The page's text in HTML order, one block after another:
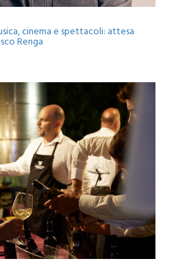
cinema e spettacoli: attesa
Renga
20 anni: vino, sapori e